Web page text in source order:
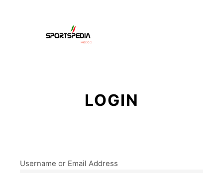
LOGIN
Username or Email Address